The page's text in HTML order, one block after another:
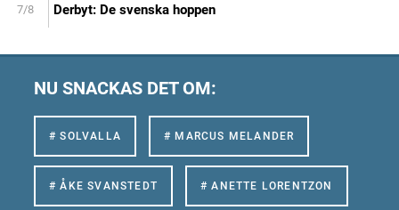
7/8 Derbyt: De svenska hoppen
NU SNACKAS DET OM:
# SOLVALLA # MARCUS MELANDER
# ÅKE SVANSTEDT # ANETTE LORENTZON